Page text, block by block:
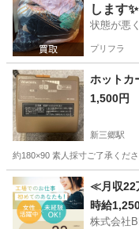
します✨
状態が悪
プリフラ
ホットカ
1,500円
新三郷駅
約180×90 素人採寸ご了承くだ
埼玉 三郷市 新三郷駅
≪月収22
時給
株式会社